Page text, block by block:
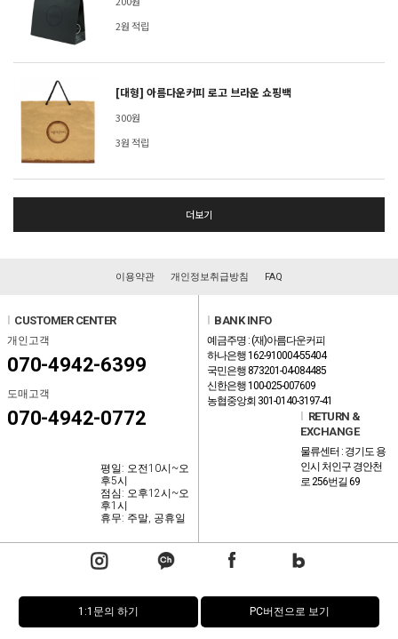
2원 적립
[대형] 아름다운커피 로고 브라운 쇼핑백
300원
3원 적립
더보기
이용약관 개인정보취급방침 FAQ
CUSTOMER CENTER
개인고객
070-4942-6399
도매고객
070-4942-0772
평일: 오전10시~오
후5시
점심: 오후12시~오
후1시
휴무: 주말, 공휴일
BANK INFO
예금주명 : (재)아름다운커피
하나은행 162-910004-55404
국민은행 873201-04-084485
신한은행 100-025-007609
농협중앙회 301-0140-3197-41
RETURN &
EXCHANGE
물류센터 : 경기도 용
인시 처인구 경안천
로 256번길 69
1:1문의 하기 PC버전으로 보기